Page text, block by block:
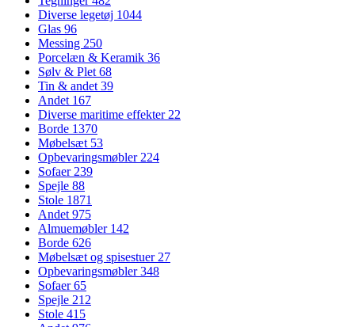
Diverse legetøj 1044
Glas 96
Messing 250
Porcelæn & Keramik 36
Sølv & Plet 68
Tin & andet 39
Andet 167
Diverse maritime effekter 22
Borde 1370
Møbelsæt 53
Opbevaringsmøbler 224
Sofaer 239
Spejle 88
Stole 1871
Andet 975
Almuemøbler 142
Borde 626
Møbelsæt og spisestuer 27
Opbevaringsmøbler348
Sofaer65
Spejle 212
Stole 415